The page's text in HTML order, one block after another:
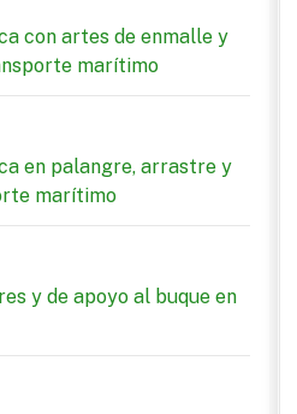
con artes de enmalle y
marítimo
en palangre, arrastre y
marítimo
y de apoyo al buque en